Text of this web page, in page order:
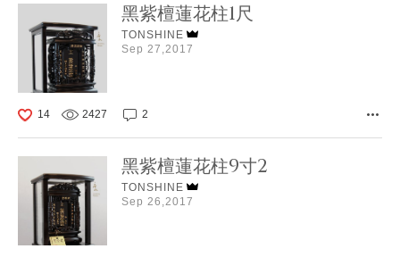
黑紫檀蓮花柱1尺
TONSHINE
Sep 27,2017
14 2427 2
黑紫檀蓮花柱9寸2
TONSHINE
Sep 26,2017